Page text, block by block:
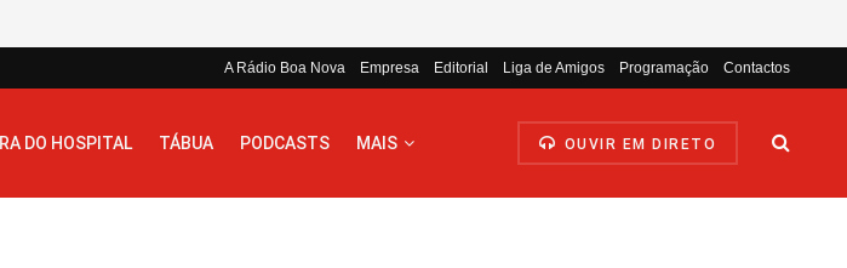
A Rádio Boa Nova Empresa Editorial Liga de Amigos Programação Contactos
DO HOSPITAL TÁBUA PODCASTS MAIS OUVIR EM DIRETO